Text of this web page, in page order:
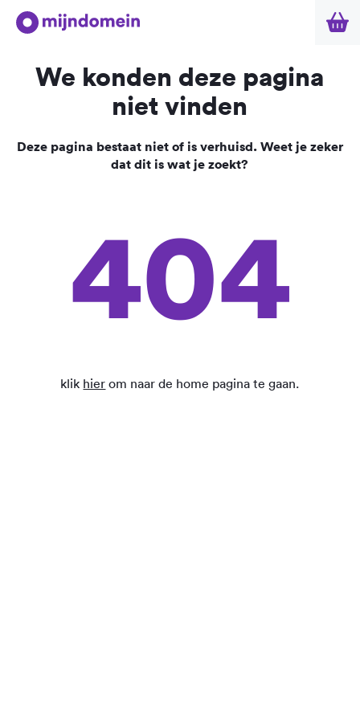
We konden deze pagina
niet vinden
Deze pagina bestaat niet of is verhuisd. Weet je zeker
dat dit is wat je zoekt?
404
klik hier om naar de home pagina te gaan.